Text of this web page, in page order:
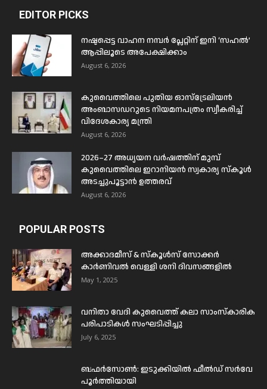
EDITOR PICKS
നഷ്ടപ്പെട്ട വാഹന നമ്പർ പ്ലേറ്റിന് ഇനി ‘സഹൽ’
ആപ്പിലൂടെ അപേക്ഷിക്കാം
August 6, 2026
കുവൈത്തിലെ പുതിയ ഓസ്ട്രേലിയൻ
അംബാസഡറുടെ നിയമനപത്രം സ്വീകരിച്ച്
വിദേശകാര്യ മന്ത്രി
August 6, 2026
2026–27 അധ്യയന വർഷത്തിന് മുമ്പ്
കുവൈത്തിലെ ഇറാനിയൻ സ്വകാര്യ സ്കൂൾ
അടച്ചുപൂട്ടാൻ ഉത്തരവ്
August 6, 2026
POPULAR POSTS
അക്കാദമീസ് & സ്കൂൾസ് സോക്കർ
കാർണിവൽ വെള്ളി ശനി ദിവസങ്ങളിൽ
May 1, 2025
വനിതാ വേദി കുവൈത്ത് കലാ സാംസ്കാരിക
പരിപാടികൾ സംഘടിപ്പിച്ചു
July 6, 2025
ബഫര്‍സോണ്‍: ഇടുക്കിയില്‍ ഫീല്‍ഡ് സര്‍വേ
പൂര്‍ത്തിയായി